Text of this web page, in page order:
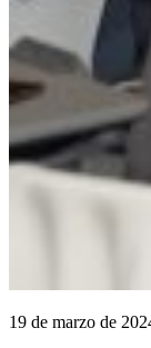
19 de marzo de